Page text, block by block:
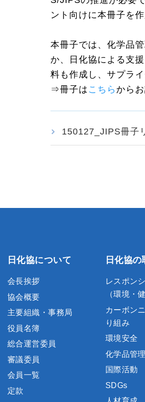
ント向けに本冊子を作
本冊子では、化学品
か、日化協による支
料も作成し、サプラ
⇒冊子は こちら から
150127_JIPS冊子
日化協について
会長挨拶
協会概要
主要組織・事務局
役員名簿
総合運営委員
審議委員
会員一覧
定款
日化協
レスポン
（環境・
カーボン
り組み
環境安全
化学品管理
国際活動
SDGs